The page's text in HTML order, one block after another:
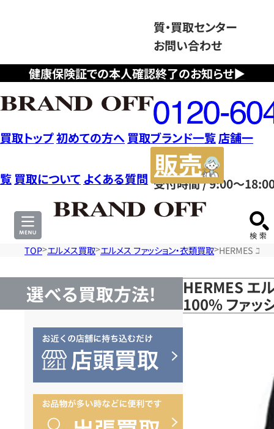
健康保険証での本人確認終了のお知らせ▶
質・買取センター
お問い合わせ
フ
リ
ー
ダ
イ
ヤ
ル
0120604117
受付時間 / 9:00～
買取トップ初めての方へ 買取ブランド一覧店舗一
覧 買取について よくある質問
サ
TOP エルメス買取 エルメス ファッション・衣類買取 HERMES エル
選べる買取方法!
HERMES エ
100% ファッ